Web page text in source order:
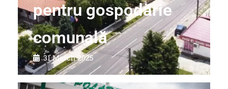
pentru gospodărie
comunală
31 March 2025